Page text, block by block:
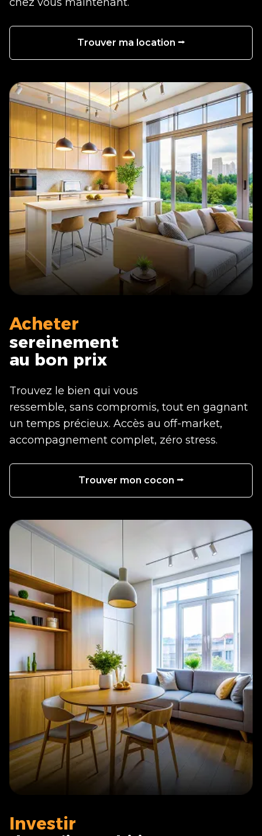
Trouver ma location ⭢
Acheter
sereinement
au bon prix
Trouvez le bien qui vous
ressemble, sans compromis, tout en gagnant
un temps précieux. Accès au off-market,
accompagnement complet, zéro stress.
Trouver mon cocon ⭢
Investir